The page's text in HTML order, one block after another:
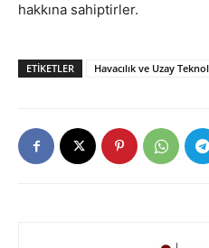
hakkına sahiptirler.
ETIKETLER Havacılık ve Uzay